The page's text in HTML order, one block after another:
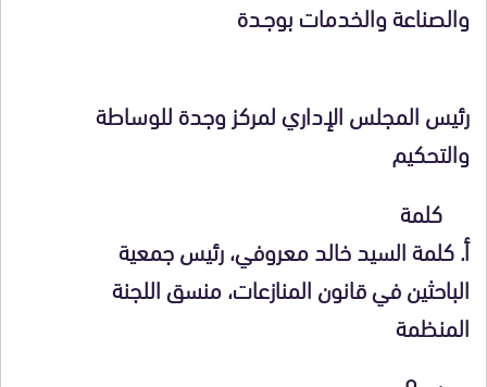
والصناعة والخدمات بوجـدة
رئيس المجلس الإداري لمركز وجدة للوساطة
والتحكيم
كلمة
أ. كلمة السيدخالد معروفي، رئيس جمعية
الباحثين في قانون المنازعات، منسق اللجنة
المنظمة